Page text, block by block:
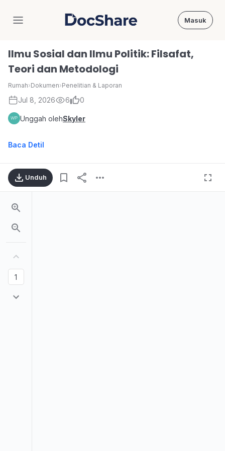
DocShare Masuk
Ilmu Sosial dan Ilmu Politik: Filsafat,
Teori dan Metodologi
Rumah›Dokumen›Penelitian & Laporan
Jul 8, 2026 6 0
Unggah olehSkyler
Baca Detil
Unduh